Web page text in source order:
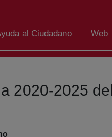
al Ciudadano Web
2020-2025